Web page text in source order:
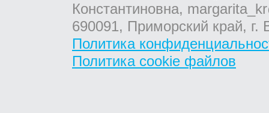
Константиновна,
690091, Приморский край,
Политика
Политика cookie файлов